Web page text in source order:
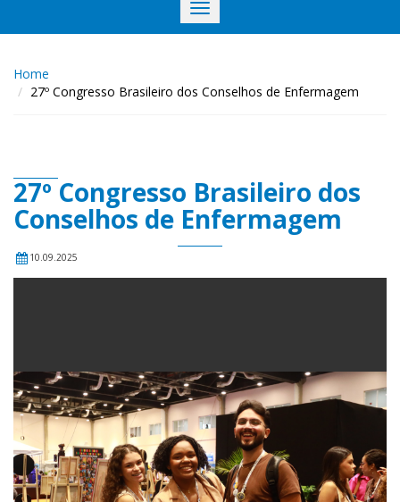
Toggle
navigation
Home
27º Congresso Brasileiro dos Conselhos de Enfermagem
27º Congresso Brasileiro dos
Conselhos de Enfermagem
10.09.2025